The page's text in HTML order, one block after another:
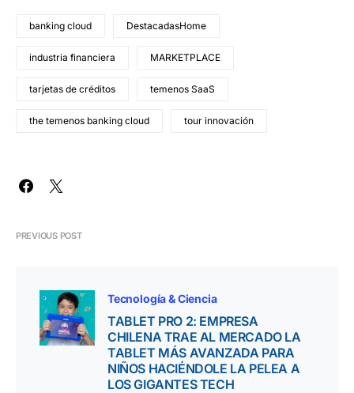
banking cloud DestacadasHome
industria financiera MARKETPLACE
tarjetas de créditos temenos SaaS
the temenos banking cloud tour innovación
PREVIOUS POST
Tecnología & Ciencia
TABLET PRO 2: EMPRESA
CHILENA TRAE AL MERCADO LA
TABLET MÁS AVANZADA PARA
NIÑOS HACIÉNDOLE LA PELEA A
LOS GIGANTES TECH